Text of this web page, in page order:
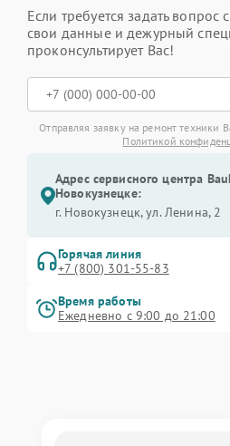
Если требуется задать вопрос
свои данные и дежурный
проконсультирует Вас!
Отправляя заявку на ремонт техники
Политикой
Адрес сервисного центра
Новокузнецке:
г. Новокузнецк, ул. Ленина, 2
Горячая линия
+7 (800) 301-55-83
Время работы
Ежедневно с 9:00 до 21:00